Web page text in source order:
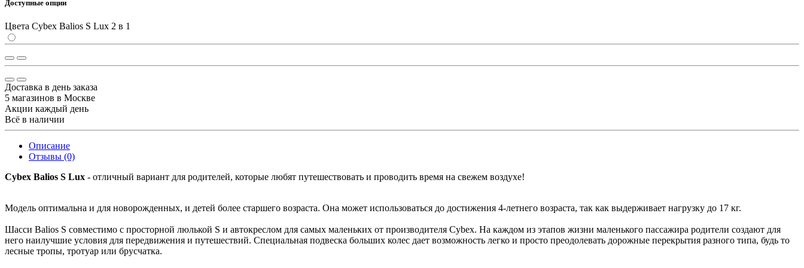
Доступные опции
Цвета Cybex Balios S Lux 2 в 1
Доставка в день заказа
5 магазинов в Москве
Акции каждый день
Всё в наличии
Описание
Отзывы (0)
Cybex Balios S Lux - отличный вариант для родителей, которые любят путешествовать и проводить время на свежем воздухе!
Модель оптимальна и для новорожденных, и детей более старшего возраста. Она может использоваться до достижения 4-летнего возраста, так как выдерживает нагрузку до 17 кг.
Шасси Balios S совместимо с просторной люлькой S и автокреслом для самых маленьких от производителя Cybex. На каждом из этапов жизни маленького пассажира родители создают для
него наилучшие условия для передвижения и путешествий. Специальная подвеска больших колес дает возможность легко и просто преодолевать дорожные перекрытия разного типа, будь то
лесные тропы, тротуар или брусчатка.